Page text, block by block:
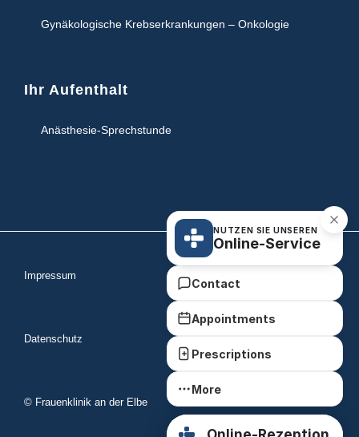
Gynäkologische Krebserkrankungen – Onkologie
Ihr Aufenthalt
Anästhesie-Sprechstunde
Impressum
Datenschutz
© Frauenklinik an der Elbe
NUTZEN SIE UNSEREN
Online-Service
Contact
Appointments
Prescriptions
More